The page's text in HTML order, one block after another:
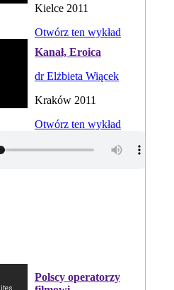
Kielce 2011
Otwórz ten wykład
Kanał, Eroica
dr Elżbieta Wiącek
Kraków 2011
Otwórz ten wykład
Polscy operatorzy